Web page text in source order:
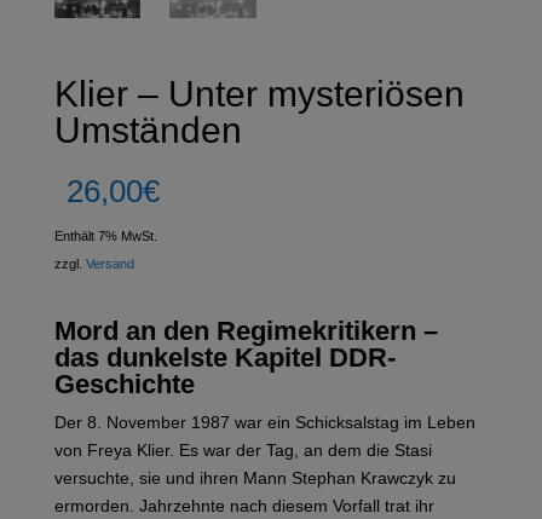
Klier – Unter mysteriösen
Umständen
26,00€
Enthält 7% MwSt.
zzgl. Versand
Mord an den Regimekritikern –
das dunkelste Kapitel DDR-
Geschichte
Der 8. November 1987 war ein Schicksalstag im Leben
von Freya Klier. Es war der Tag, an dem die Stasi
versuchte, sie und ihren Mann Stephan Krawczyk zu
ermorden. Jahrzehnte nach diesem Vorfall trat ihr